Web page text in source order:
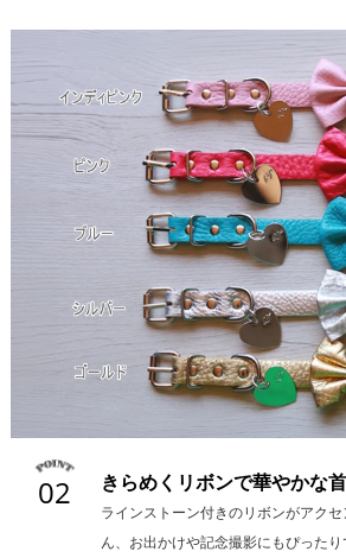
02 きらめくリボンで華やかな
ラインストーン付きのリボンがアク
ん、お出かけや記念撮影にもぴったり